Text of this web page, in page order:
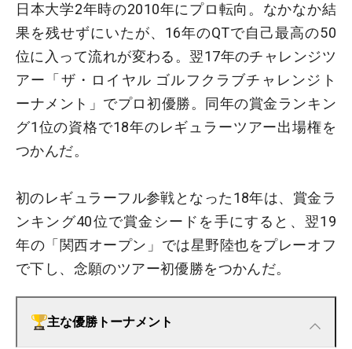
日本大学2年時の2010年にプロ転向。なかなか結
果を残せずにいたが、16年のQTで自己最高の50
位に入って流れが変わる。翌17年のチャレンジツ
アー「ザ・ロイヤル ゴルフクラブチャレンジト
ーナメント」でプロ初優勝。同年の賞金ランキン
グ1位の資格で18年のレギュラーツアー出場権を
つかんだ。
初のレギュラーフル参戦となった18年は、賞金ラ
ンキング40位で賞金シードを手にすると、翌19
年の「関西オープン」では星野陸也をプレーオフ
で下し、念願のツアー初優勝をつかんだ。
主な優勝トーナメント